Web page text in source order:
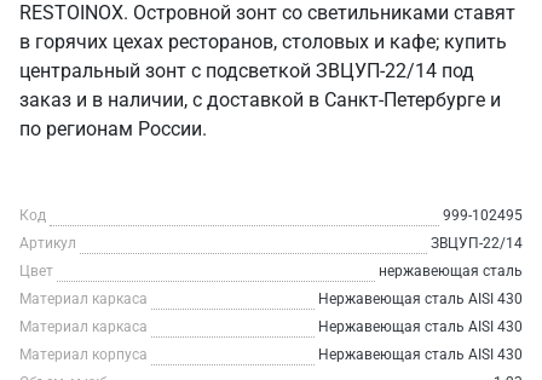
RESTOINOX. Островной зонт со светильниками ставят
в горячих цехах ресторанов, столовых и кафе; купить
центральный зонт с подсветкой ЗВЦУП-22/14 под
заказ и в наличии, с доставкой в Санкт‑Петербурге и
по регионам России.
Код
999-102495
Артикул
ЗВЦУП-22/14
Цвет
нержавеющая сталь
Материал каркаса
Нержавеющая сталь AISI 430
Материал каркаса
Нержавеющая сталь AISI 430
Материал корпуса
Нержавеющая сталь AISI 430